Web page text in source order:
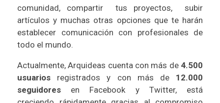
comunidad, compartir tus proyectos, subir
artículos y muchas otras opciones que te harán
establecer comunicación con profesionales de
todo el mundo.
Actualmente,Arquideas cuenta con más de 4.500
usuarios registrados y con más de12.000
seguidores en Facebook yTwitter, está